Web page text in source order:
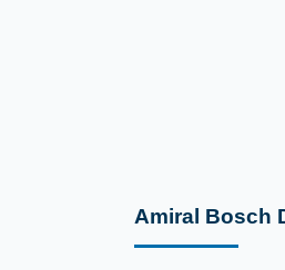
Amiral Bosch